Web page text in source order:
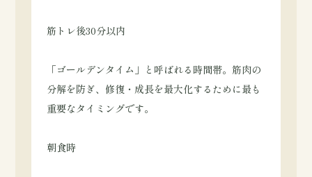
筋トレ後30分以内
「ゴールデンタイム」と呼ばれる時間帯。筋肉の
分解を防ぎ、修復・成長を最大化するために最も
重要なタイミングです。
朝食時